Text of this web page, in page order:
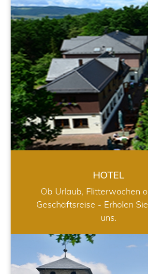
HOTEL
HOTEL
Ob Urlaub, Flitterwochen
Geschäftsreise - Erholen
uns.